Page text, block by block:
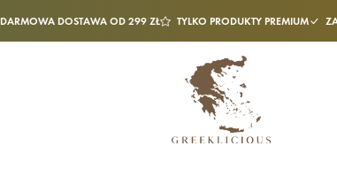
DARMOWA DOSTAWA OD 299 ZŁ TYLKO PRODUKTY PREMIUM